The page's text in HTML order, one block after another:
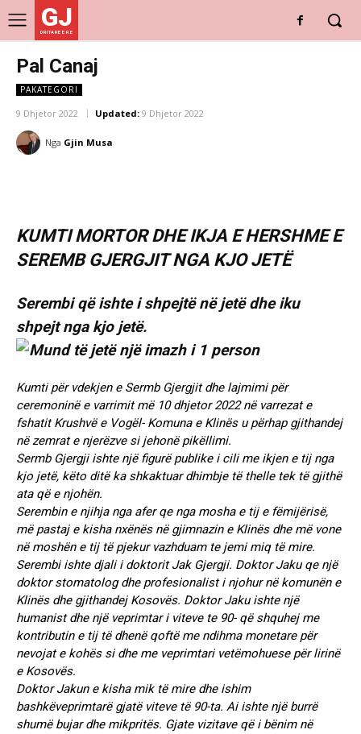
GJ
DRITARE E RE
Pal Canaj
PAKATEGORI
9 Dhjetor 2022 Updated: 9 Dhjetor 2022
Nga Gjin Musa
KUMTI MORTOR DHE IKJA E HERSHME E
SEREMB GJERGJIT NGA KJO JETË
Serembi që ishte i shpejtë në jetë dhe iku
shpejt nga kjo jetë.
Kumti për vdekjen e Sermb Gjergjit dhe lajmimi për
ceremoninë e varrimit më 10 dhjetor 2022 në varrezat e
fshatit Krushvë e Vogël- Komuna e Klinës u përhap gjithandej
në zemrat e njerëzve si jehonë pikëllimi.
Sermb Gjergji ishte një figurë publike i cili me ikjen e tij nga
kjo jetë, këto ditë ka shkaktuar dhimbje të thelle tek të gjithë
ata që e njohën.
Serembin e njihja nga afer qe nga mosha e tij e fëmijërisë,
më pastaj e kisha nxënës në gjimnazin e Klinës dhe më vone
në moshën e tij të pjekur vazhduam te jemi miq të mire.
Serembi ishte djali i doktorit Jak Gjergji. Doktor Jaku qe një
doktor stomatolog dhe profesionalist i njohur në komunën e
Klinës dhe gjithandej Kosovës. Doktor Jaku ishte një
humanist dhe një veprimtar i viteve te 90- që shquhej me
kontributin e tij të dhenë qoftë me ndihma monetare për
nevojat e kohës si dhe me veprimtari vetëmohuese për lirinë
e Kosovës.
Doktor Jakun e kisha mik të mire dhe ishim
bashkëveprimtarë gjatë viteve të 90-ta. Ai ishte një burrë
shumë bujar dhe mikpritës. Gjate vizitave që i bënim në